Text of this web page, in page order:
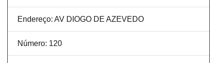
Endereço: AV DIOGO DE AZEVEDO
Número: 120